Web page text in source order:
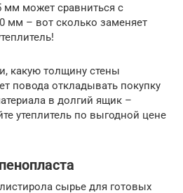
мм может сравниться с
мм – вот сколько заменяет
какую толщину стены
повода откладывать покупку
в долгий ящик –
утеплитель по выгодной цене
сырье для готовых